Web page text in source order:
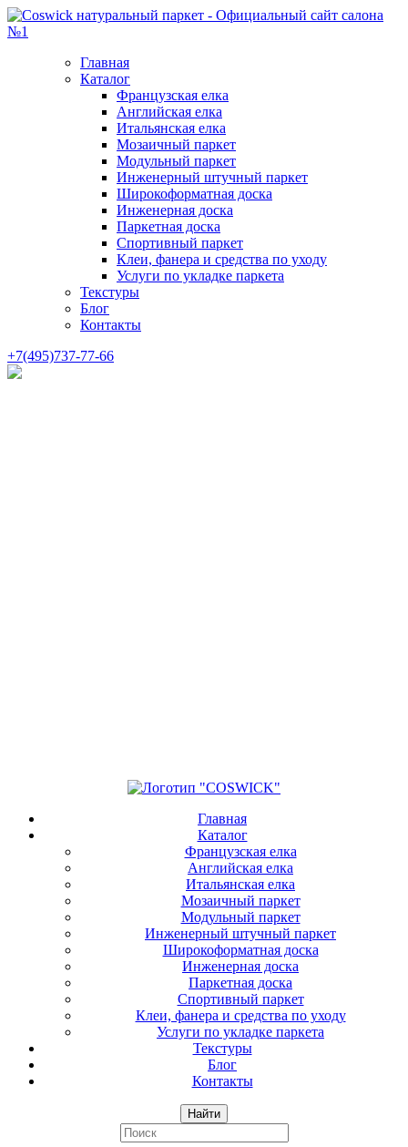
Главная
Каталог
Французская елка
Английская елка
Итальянская елка
Мозаичный паркет
Модульный паркет
Инженерный штучный паркет
Широкоформатная доска
Инженерная доска
Паркетная доска
Спортивный паркет
Клеи, фанера и средства по уходу
Услуги по укладке паркета
Текстуры
Блог
Контакты
+7(495)737-77-66
Главная
Каталог
Французская елка
Английская елка
Итальянская елка
Мозаичный паркет
Модульный паркет
Инженерный штучный паркет
Широкоформатная доска
Инженерная доска
Паркетная доска
Спортивный паркет
Клеи, фанера и средства по уходу
Услуги по укладке паркета
Текстуры
Блог
Контакты
Найти